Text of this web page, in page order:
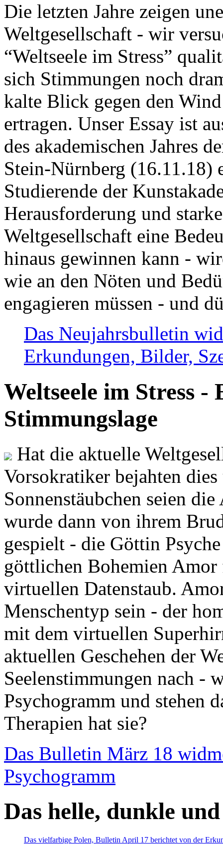
Die letzten Jahre zeigen
Weltgesellschaft - wir
“Weltseele im Stress”
sich Stimmungen noch
kalte Blick gegen den
ertragen. Unser Essay ist
des akademischen Jahres
Stein-Nürnberg (16.11.18)
Studierende der
Herausforderung und
Weltgesellschaft eine
hinaus gewinnen kann -
wie an den Nöten und
engagieren müssen - und
Das Neujahrsbulletin
Erkundungen, Bilder,
Weltseele im Stress -
Stimmungslage
Hat die aktuelle
Vorsokratiker bejahten
Sonnenstäubchen seien
wurde dann von ihrem
gespielt - die Göttin
göttlichen Bohemien
virtuellen Datenstaub.
Menschentyp sein - der
mit dem virtuellen
aktuellen Geschehen der
Seelenstimmungen nach -
Psychogramm und stehen
Therapien hat sie?
Das Bulletin März 18
Psychogramm
Das helle, dunkle
Das vielfarbige Polen, Bulletin April 17 berichtet von der